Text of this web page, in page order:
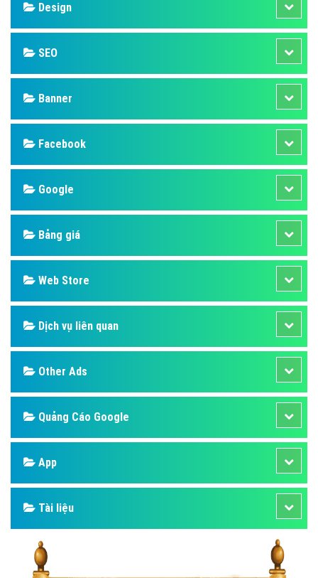
Design
SEO
Banner
Facebook
Google
Bảng giá
Web Store
Dịch vụ liên quan
Other Ads
Quảng Cáo Google
App
Tài liệu